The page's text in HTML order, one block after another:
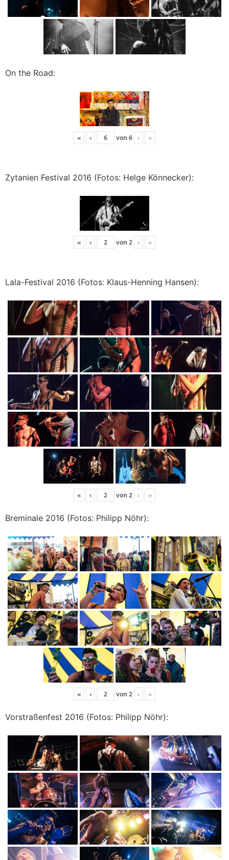
On the Road:
« ‹ von 6 › »
Zytanien Festival 2016 (Fotos: Helge Könnecker):
« ‹ von 2 › »
Lala-Festival 2016 (Fotos: Klaus-Henning Hansen):
« ‹ von 2 › »
Breminale 2016 (Fotos: Philipp Nöhr):
« ‹ von 2 › »
Vorstraßenfest 2016 (Fotos: Philipp Nöhr):